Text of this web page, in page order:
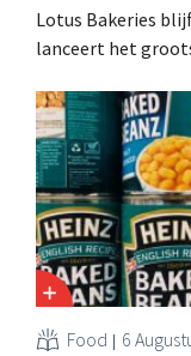
Lotus Bakeries
lanceert het
moeten dit
Food 6